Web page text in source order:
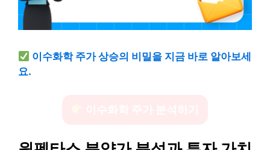
이수화학 주가 상승의 비밀을 지금 바로 알아보세
요.